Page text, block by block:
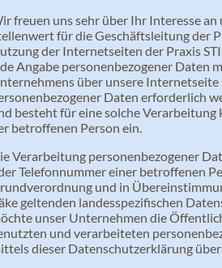
freuen uns sehr über Ihr Interesse
für die Geschäftsleitung der
der Internetseiten der Praxis
Angabe personenbezogener Daten
über unsere
Daten erforderlich
besteht für eine solche
betroffenen Person ein.
Verarbeitung personenbezogener
Telefonnummer einer betroffenen
und in
geltenden landesspezifischen
unser Unternehmen die
und verarbeiteten
dieser Datenschutzerklärung